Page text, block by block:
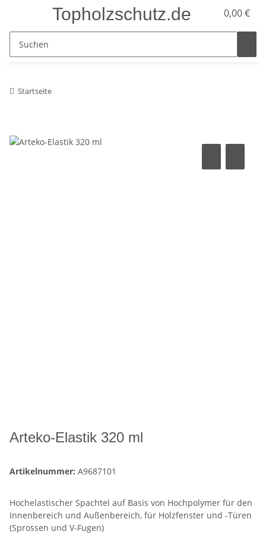
Topholzschutz.de 0,00 €
Startseite
Arteko-Elastik 320 ml
Artikelnummer: A9687101
Hochelastischer Spachtel auf Basis von Hochpolymer für den
Innenbereich und Außenbereich, für Holzfenster und -Türen
(Sprossen und V-Fugen)